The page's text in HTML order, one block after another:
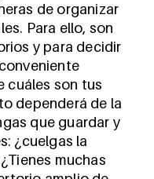
de organizar
Para ello, son
y para decidir
cuáles son tus
dependerá de la
que guardar y
¿cuelgas la
muchas